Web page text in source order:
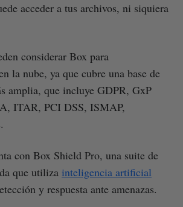
acceder a tus archivos, ni siquiera
considerar Box para
la nube, ya que cubre una base de
amplia, que incluye GDPR, GxP
ITAR, PCI DSS, ISMAP,
con Box Shield Pro, una suite de
que utiliza inteligencia artificial
y respuesta ante amenazas.